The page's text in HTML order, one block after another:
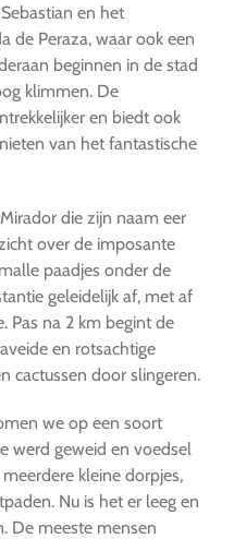
en het
de Peraza, waar ook een
beginnen in de stad
klimmen. De
en biedt ook
van het fantastische
die zijn naam eer
over de imposante
paadjes onder de
geleidelijk af, met af
Pas na 2 km begint de
en rotsachtige
cactussen door slingeren.
we op een soort
werd geweid en voedsel
kleine dorpjes,
Nu is het er leeg en
De meeste mensen